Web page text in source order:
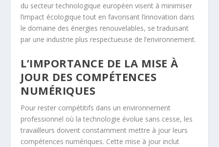
du secteur technologique européen visent à minimiser
l’impact écologique tout en favorisant l’innovation dans
le domaine des énergies renouvelables, se traduisant
par une industrie plus respectueuse de l’environnement.
L’IMPORTANCE DE LA MISE À
JOUR DES COMPÉTENCES
NUMÉRIQUES
Pour rester compétitifs dans un environnement
professionnel où la technologie évolue sans cesse, les
travailleurs doivent constamment mettre à jour leurs
compétences numériques. Cette mise à jour inclut